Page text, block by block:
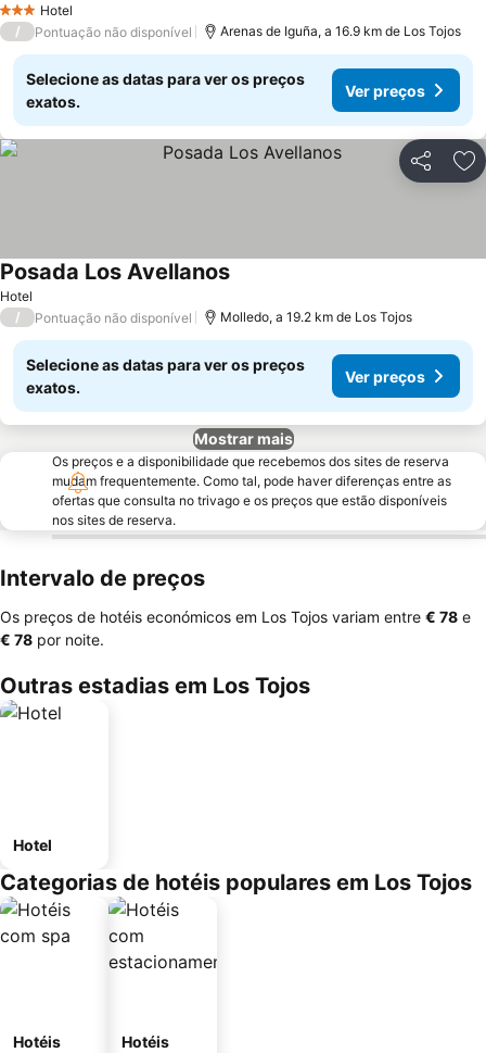
3 EstrelasHotel
/ Pontuação não disponível Arenas de Iguña, a 16.9 km de Los Tojos
Selecione as datas para ver os preços
exatos.
Ver preços
Partilhar
Hotel
Posada Los Avellanos
/ Pontuação não disponível Molledo, a 19.2 km de Los Tojos
Selecione as datas para ver os preços
exatos.
Ver preços
Mostrar mais
Os preços e a disponibilidade que recebemos dos sites de reserva
mudam frequentemente. Como tal, pode haver diferenças entre as
ofertas que consulta no trivago e os preços que estão disponíveis
nos sites de reserva.
Intervalo de preços
Os preços de hotéis económicos em Los Tojos variam entre ‎€ 78 e
‎€ 78 por noite.
Outras estadias em Los Tojos
Hotel
Categorias de hotéis populares em Los Tojos
Hotéis
Hotéis